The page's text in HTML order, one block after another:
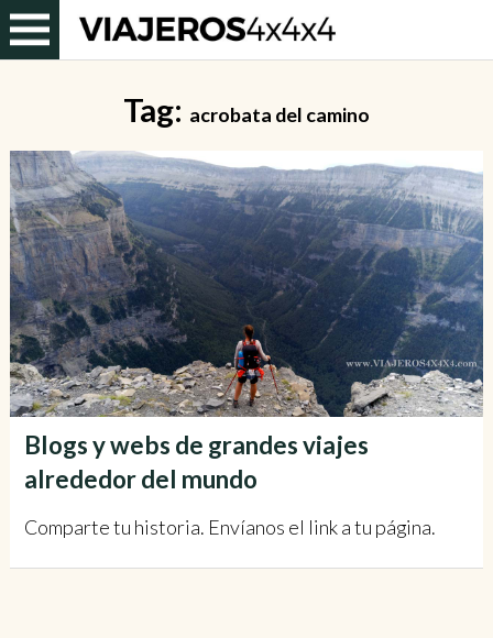
Tag: acrobata del camino
Blogs y webs de grandes viajes
alrededor del mundo
Comparte tu historia. Envíanos el link a tu página.